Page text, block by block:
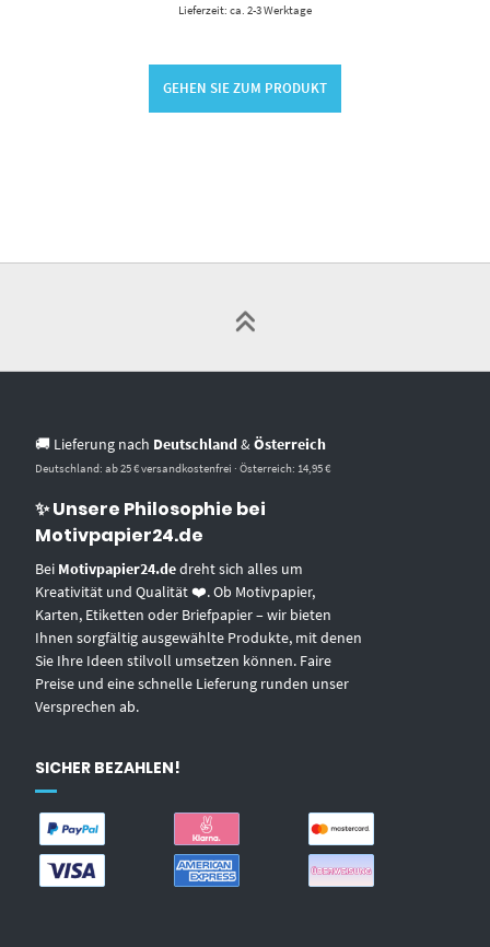
Lieferzeit: ca. 2-3 Werktage
GEHEN SIE ZUM PRODUKT
🚚 Lieferung nach Deutschland &Österreich
Deutschland: ab 25 € versandkostenfrei · Österreich: 14,95 €
✨ Unsere Philosophie bei
Motivpapier24.de
Bei Motivpapier24.dedreht sich alles um
Kreativität und Qualität ❤️. Ob Motivpapier,
Karten, Etiketten oder Briefpapier – wir bieten
Ihnen sorgfältig ausgewählte Produkte, mit denen
Sie Ihre Ideen stilvoll umsetzen können. Faire
Preise und eine schnelle Lieferung runden unser
Versprechen ab.
SICHER BEZAHLEN!